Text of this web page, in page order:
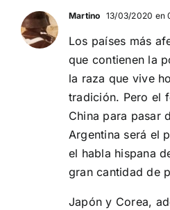
Martino 13/03/2020 en
Los países más
que contienen la
la raza que vive
tradición. Pero el
China para pasar
Argentina será el
el habla hispana
gran cantidad de
Japón y Corea,